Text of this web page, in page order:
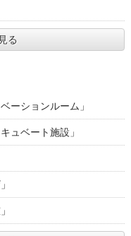
る
ーションルーム」
ュベート施設」